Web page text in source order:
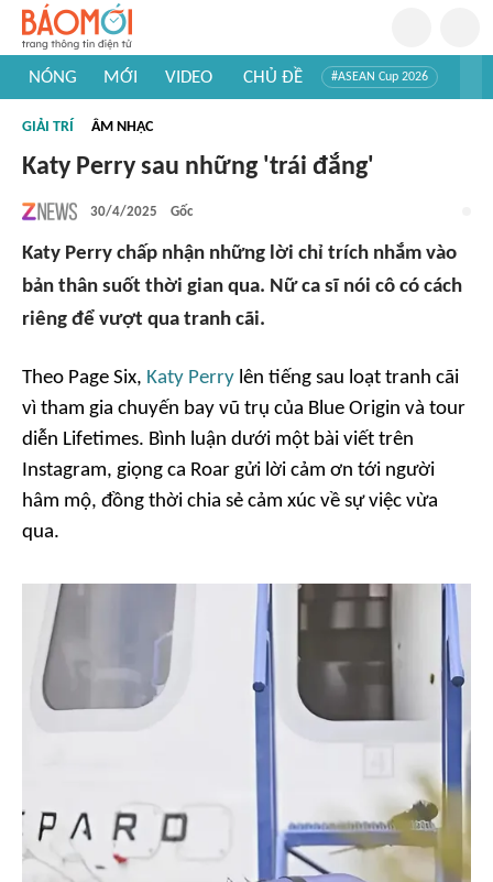
NÓNG MỚI VIDEO CHỦ ĐỀ #ASEAN Cup 2026
#Khám phá thế giới
GIẢI TRÍ ÂM NHẠC
Katy Perry sau những 'trái đắng'
30/4/2025 Gốc
Katy Perry chấp nhận những lời chỉ trích nhắm vào
bản thân suốt thời gian qua. Nữ ca sĩ nói cô có cách
riêng để vượt qua tranh cãi.
Theo Page Six, Katy Perry lên tiếng sau loạt tranh cãi
vì tham gia chuyến bay vũ trụ của Blue Origin và tour
diễn Lifetimes. Bình luận dưới một bài viết trên
Instagram, giọng ca Roar gửi lời cảm ơn tới người
hâm mộ, đồng thời chia sẻ cảm xúc về sự việc vừa
qua.